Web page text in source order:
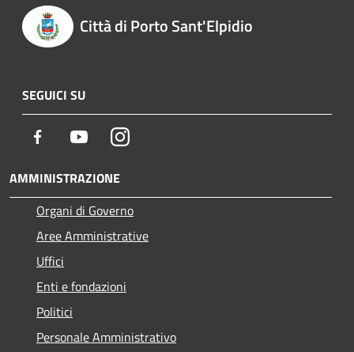
Città di Porto Sant'Elpidio
SEGUICI SU
Facebook YoutubeInstagram
AMMINISTRAZIONE
Organi di Governo
Aree Amministrative
Uffici
Enti e fondazioni
Politici
Personale Amministrativo